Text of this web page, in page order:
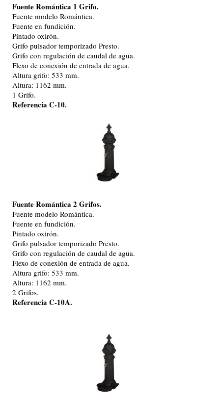
Fuente Romántica 1 Grifo.
Fuente modelo Romántica.
Fuente en fundición.
Pintado oxirón.
Grifo pulsador temporizado Presto.
Grifo con regulación de caudal de agua.
Flexo de conexión de entrada de agua.
Altura grifo: 533 mm.
Altura: 1162 mm.
1 Grifo.
Referencia C-10.
Fuente Romántica 2 Grifos.
Fuente modelo Romántica.
Fuente en fundición.
Pintado oxirón.
Grifo pulsador temporizado Presto.
Grifo con regulación de caudal de agua.
Flexo de conexión de entrada de agua.
Altura grifo: 533 mm.
Altura: 1162 mm.
2 Grifos.
Referencia C-10A.